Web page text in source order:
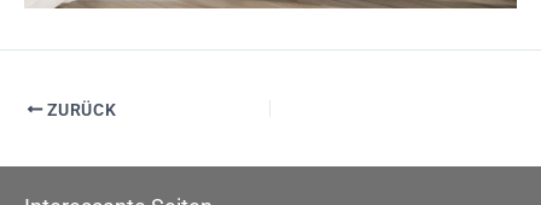
ZURÜCK